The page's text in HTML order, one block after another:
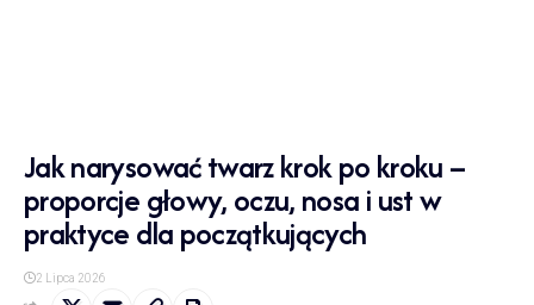
Jak narysować twarz krok po kroku –
proporcje głowy, oczu, nosa i ust w
praktyce dla początkujących
2 Lipca 2026